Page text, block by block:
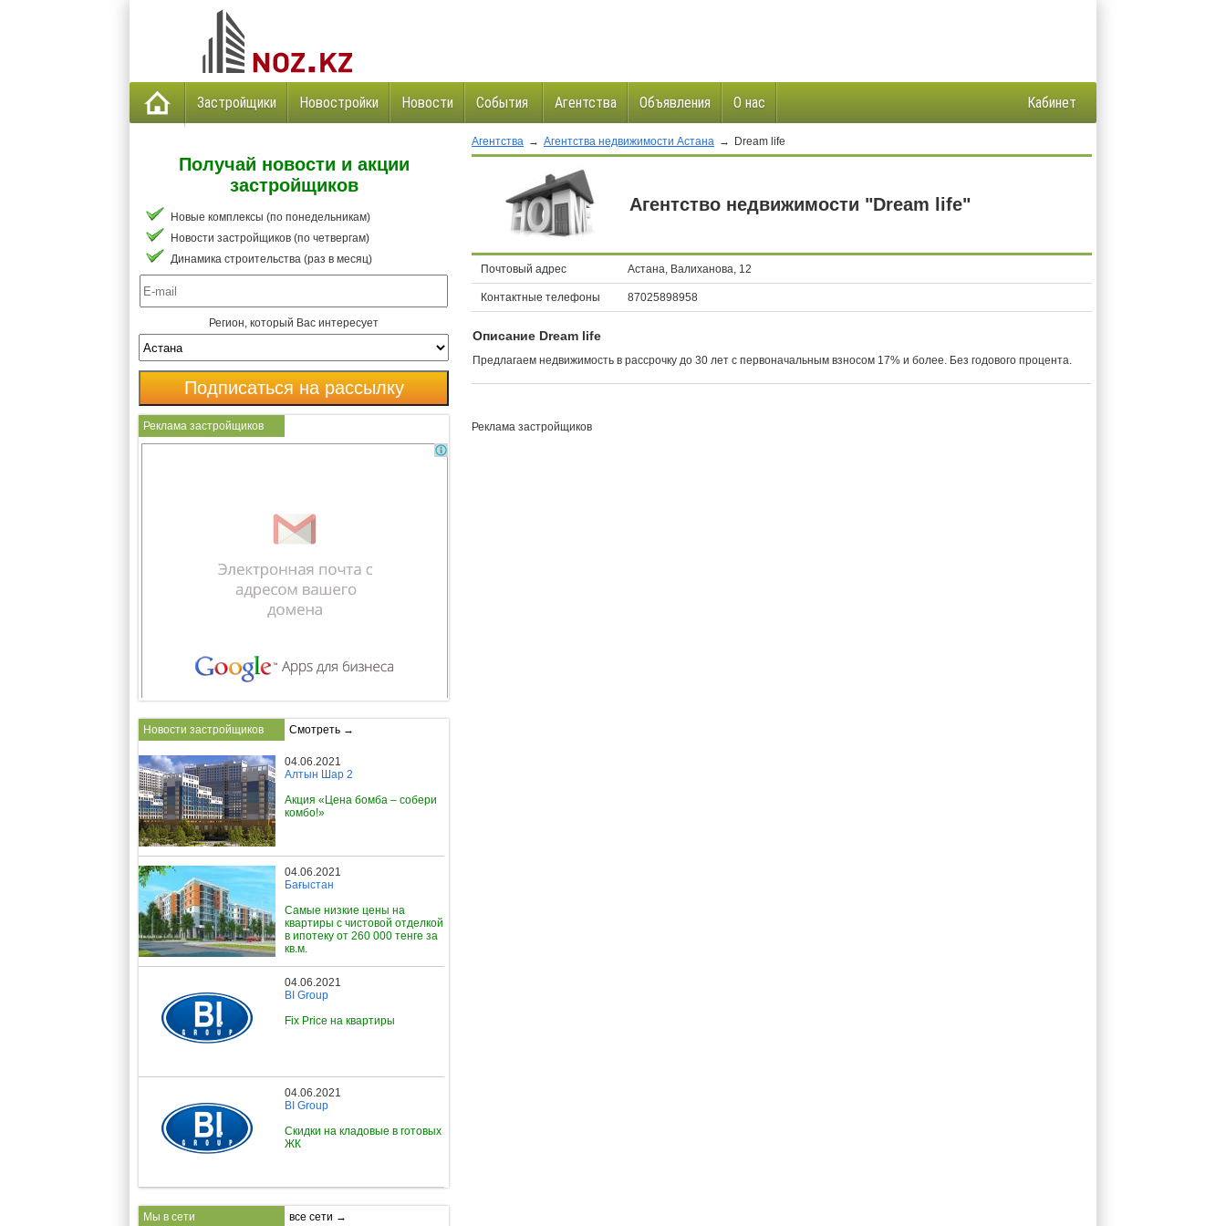
Застройщики Новостройки Новости События Агентства Объявления О нас Кабинет
Агентства → Агентства недвижимости Астана → Dream life
Агентство недвижимости "Dream life"
Почтовый адрес Астана, Валиханова, 12
Контактные телефоны 87025898958
Описание Dream life
Предлагаем недвижимость в рассрочку до 30 лет с первоначальным взносом 17% и более. Без годового процента.
Реклама застройщиков
Получай новости и акции
застройщиков
Новые комплексы (по понедельникам)
Новости застройщиков (по четвергам)
Динамика строительства (раз в месяц)
Регион, который Вас интересует
Реклама застройщиков
Новости застройщиков Смотреть →
04.06.2021
Алтын Шар 2
Акция «Цена бомба – собери
комбо!»
04.06.2021
Бағыстан
Самые низкие цены на
квартиры с чистовой отделкой
в ипотеку от 260 000 тенге за
кв.м.
04.06.2021
BI Group
Fix Price на квартиры
04.06.2021
BI Group
Скидки на кладовые в готовых
ЖК
Мы в сети все сети →